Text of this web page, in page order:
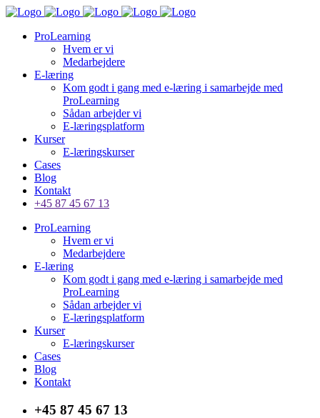
ProLearning
Hvem er vi
Medarbejdere
E-læring
Kom godt i gang med e-læring i samarbejde med
ProLearning
Sådan arbejder vi
E-læringsplatform
Kurser
E-læringskurser
Cases
Blog
Kontakt
+45 87 45 67 13
ProLearning
Hvem er vi
Medarbejdere
E-læring
Kom godt i gang med e-læring i samarbejde med
ProLearning
Sådan arbejder vi
E-læringsplatform
Kurser
E-læringskurser
Cases
Blog
Kontakt
+45 87 45 67 13